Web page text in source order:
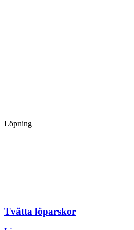
Löpning
Tvätta löparskor